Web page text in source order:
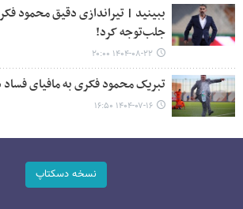
ببینید | تیراندازی دقیق محمود
جلب‌توجه کرد!
۱۴۰۴-۰۸-۲۲ ۲۰:۰۰
تبریک محمود فکری به مافیای فساد
۱۴۰۴-۰۷-۱۶ ۱۶:۵۰
نسخه دسکتاپ